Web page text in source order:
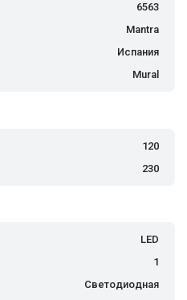
6563
Mantra
Испания
Mural
120
230
LED
1
Светодиодная